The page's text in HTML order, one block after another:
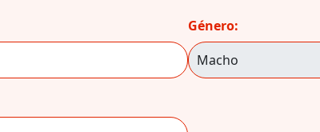
Género: